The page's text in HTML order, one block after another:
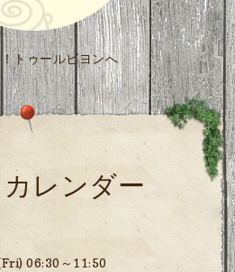
トゥールビヨンへ
レンダー
06:30～11:50